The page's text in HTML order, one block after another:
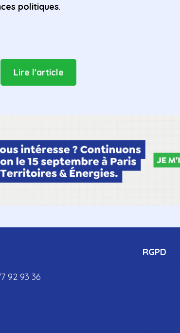
politiques.
Lire l'article
92 93 36
RGPD